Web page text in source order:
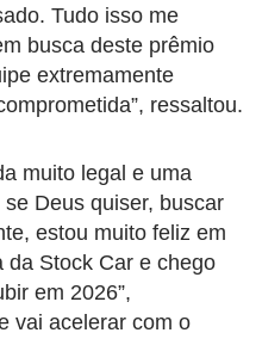
Tudo isso me
busca deste prêmio
extremamente
ressaltou.
muito legal e uma
Deus quiser, buscar
estou muito feliz em
da Stock Car e chego
em 2026”,
vai acelerar com o